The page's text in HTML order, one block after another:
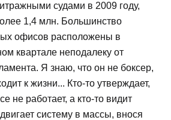
судами в 2009 году,
1,4 млн. Большинство
офисов расположены в
квартале неподалеку от
Я знаю, что он не боксер,
к жизни... Кто-то утверждает,
не работает, а кто-то видит
систему в массы, внося